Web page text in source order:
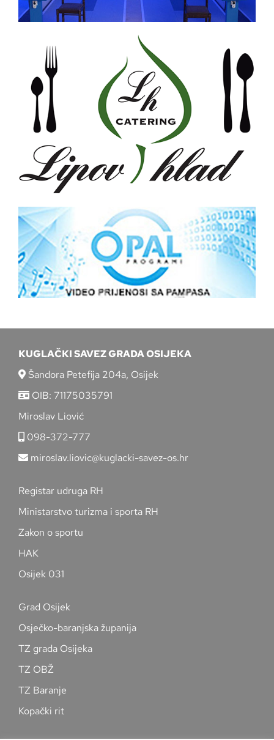
KUGLAČKI SAVEZ GRADA OSIJEKA
Šandora Petefija 204a, Osijek
OIB: 71175035791
Miroslav Liović
098-372-777
miroslav.liovic@kuglacki-savez-os.hr
Registar udruga RH
Ministarstvo turizma i sporta RH
Zakon o sportu
HAK
Osijek 031
Grad Osijek
Osječko-baranjska županija
TZ grada Osijeka
TZ OBŽ
TZ Baranje
Kopački rit